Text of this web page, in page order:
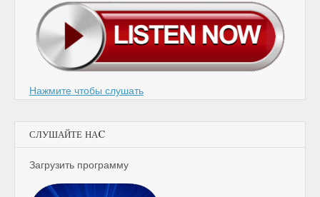
Нажмите чтобы слушать
СЛУШАЙТЕ НАC
Загрузить программу